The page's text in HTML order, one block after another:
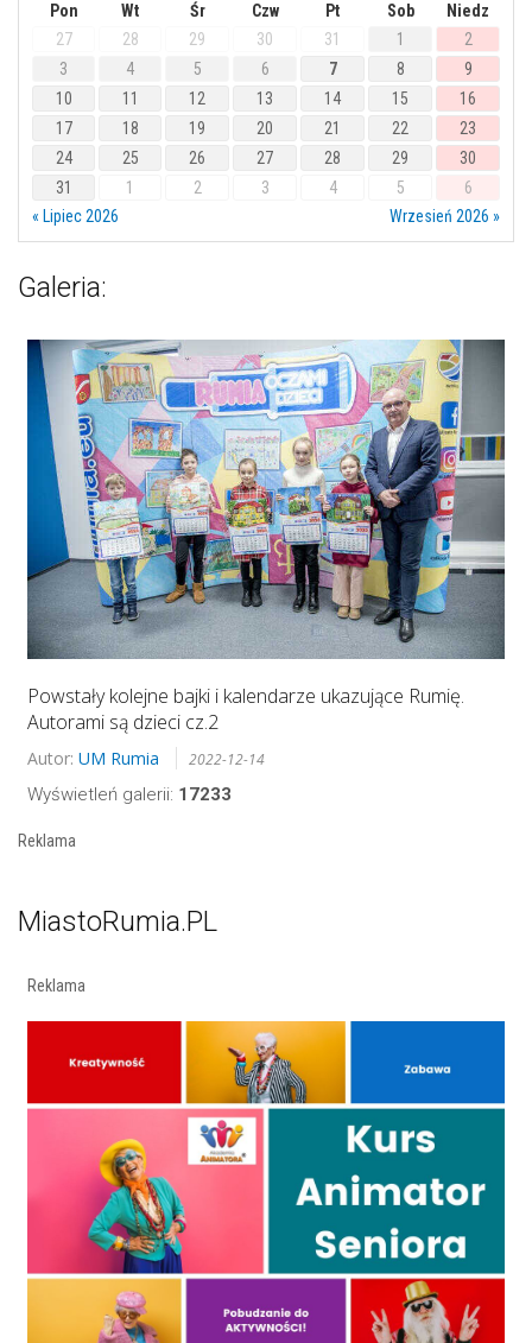
Pon Wt Śr Czw Pt Sob
Niedz
27
28 29 30 31 1
2
3
4 5 6 7 8
9
10
11 12 13 14 15
16
17
18 19 20 21 22
23
24
25 26 27 28 29
30
31
1 2 3 4 5
6
« Lipiec 2026
Wrzesień 2026 »
Galeria:
Powstały kolejne bajki i kalendarze ukazujące Rumię.
Autorami są dzieci cz.2
Autor: UM Rumia 2022-12-14
Wyświetleń galerii: 17233
Reklama
MiastoRumia.PL
Reklama